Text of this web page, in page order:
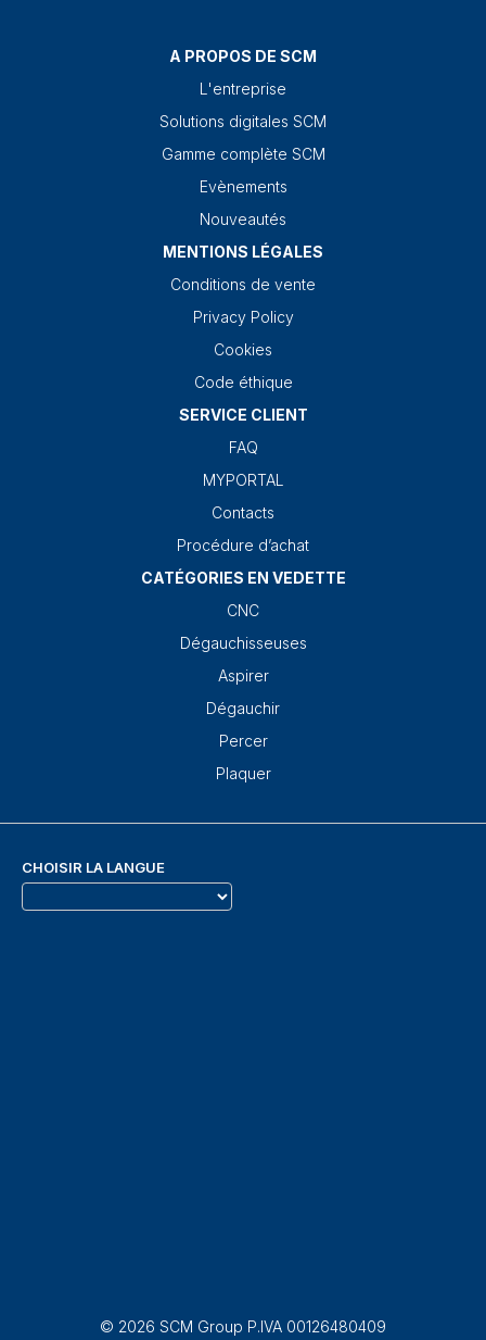
A PROPOS DE SCM
L'entreprise
Solutions digitales SCM
Gamme complète SCM
Evènements
Nouveautés
MENTIONS LÉGALES
Conditions de vente
Privacy Policy
Cookies
Code éthique
SERVICE CLIENT
FAQ
MYPORTAL
Contacts
Procédure d’achat
CATÉGORIES EN VEDETTE
CNC
Dégauchisseuses
Aspirer
Dégauchir
Percer
Plaquer
CHOISIR LA LANGUE
© 2026 SCM Group P.IVA 00126480409